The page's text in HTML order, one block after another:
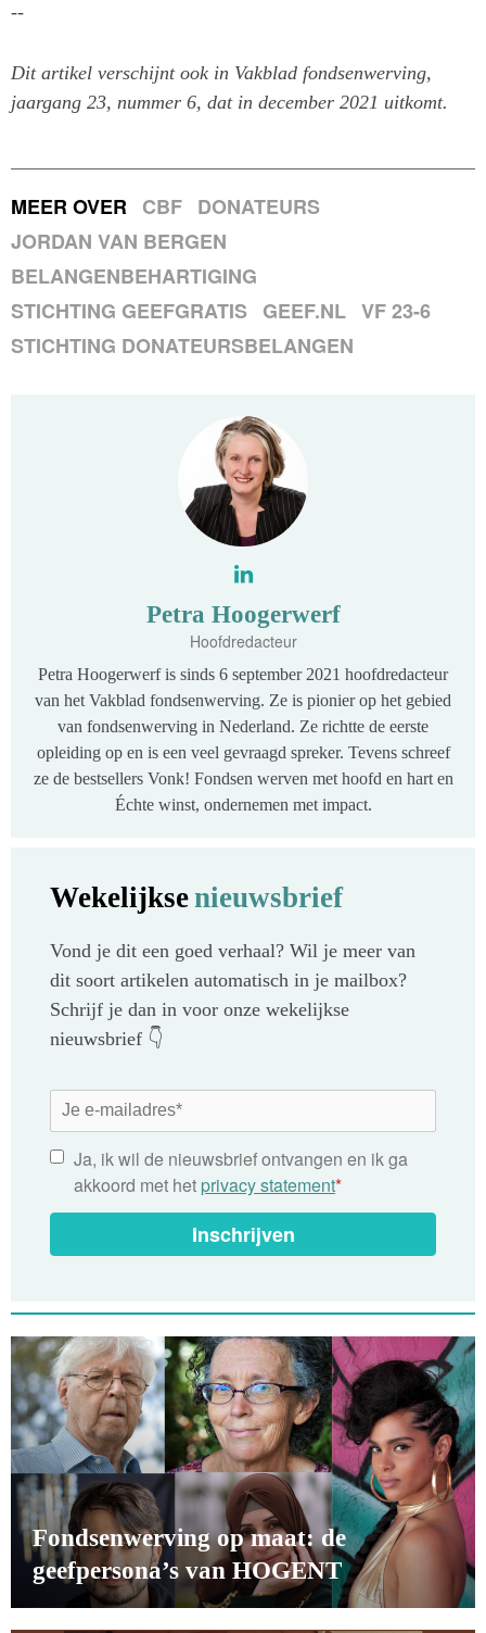
--
Dit artikel verschijnt ook in Vakblad fondsenwerving,
jaargang 23, nummer 6, dat in december 2021 uitkomt.
MEER OVER CBF DONATEURS
JORDAN VAN BERGEN
BELANGENBEHARTIGING
STICHTING GEEFGRATIS GEEF.NL VF 23-6
STICHTING DONATEURSBELANGEN
Petra Hoogerwerf
Hoofdredacteur
Petra Hoogerwerf is sinds 6 september 2021 hoofdredacteur
van het Vakblad fondsenwerving. Ze is pionier op het gebied
van fondsenwerving in Nederland. Ze richtte de eerste
opleiding op en is een veel gevraagd spreker. Tevens schreef
ze de bestsellers Vonk! Fondsen werven met hoofd en hart en
Échte winst, ondernemen met impact.
Wekelijksenieuwsbrief
Vond je dit een goed verhaal? Wil je meer van
dit soort artikelen automatisch in je mailbox?
Schrijf je dan in voor onze wekelijkse
nieuwsbrief 👇
Ja, ik wil de nieuwsbrief ontvangen en ik ga
akkoord met het privacy statement*
Inschrijven
Fondsenwerving op maat: de
geefpersona’s van HOGENT